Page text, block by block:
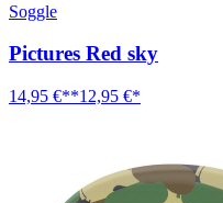
Soggle
Pictures Red sky
14,95 €**12,95 €*